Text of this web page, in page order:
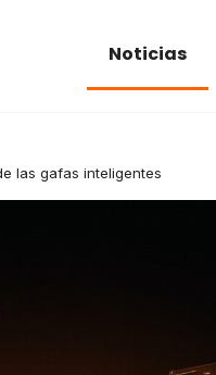
Noticias
las gafas inteligentes